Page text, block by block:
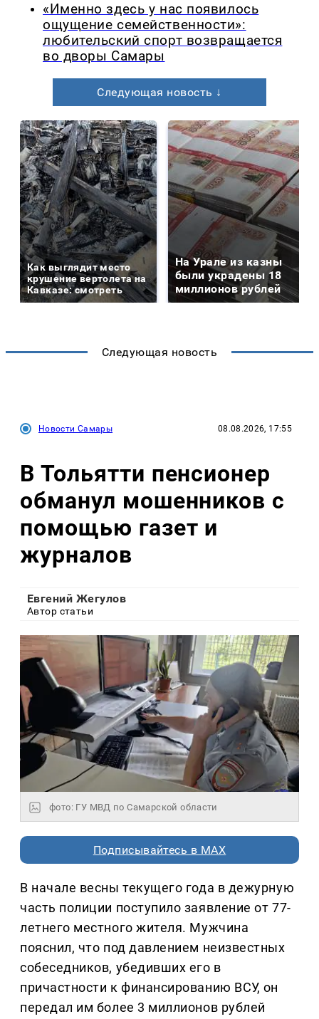
«Именно здесь у нас появилось
ощущение семейственности»:
любительский спорт возвращается
во дворы Самары
Следующая новость ↓
Как выглядит место
крушение вертолета на
Кавказе: смотреть
На Урале из казны
были украдены 18
миллионов рублей
Следующая новость
Новости Самары 08.08.2026, 17:55
В Тольятти пенсионер
обманул мошенников с
помощью газет и
журналов
Евгений Жегулов
Автор статьи
фото: ГУ МВД по Самарской области
Подписывайтесь в MAX
В начале весны текущего года в дежурную
часть полиции поступило заявление от 77-
летнего местного жителя. Мужчина
пояснил, что под давлением неизвестных
собеседников, убедивших его в
причастности к финансированию ВСУ, он
передал им более 3 миллионов рублей